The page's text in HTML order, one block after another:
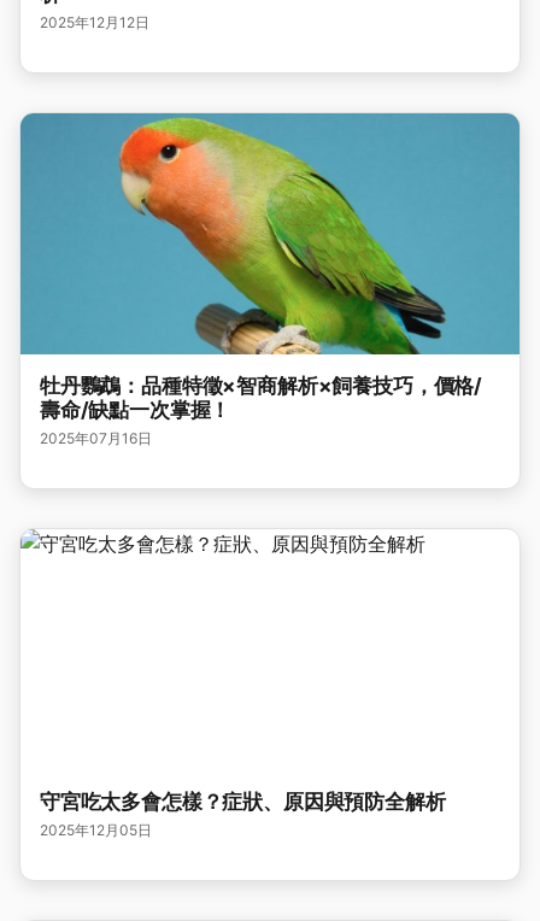
2025年12月12日
牡丹鸚鵡：品種特徵×智商解析×飼養技巧，價格/
壽命/缺點一次掌握！
2025年07月16日
守宮吃太多會怎樣？症狀、原因與預防全解析
2025年12月05日